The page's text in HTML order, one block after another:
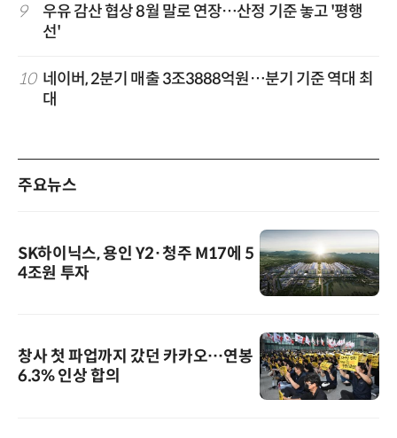
9
우유 감산 협상 8월 말로 연장…산정 기준 놓고 '평행
선'
10 네이버, 2분기 매출 3조3888억원…분기 기준 역대 최
대
주요뉴스
SK하이닉스, 용인 Y2·청주 M17에 5
4조원 투자
창사 첫 파업까지 갔던 카카오…연봉
6.3% 인상 합의